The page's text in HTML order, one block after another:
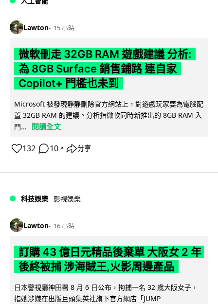
Lawton 15 小時
微軟刪走 32GB RAM 遊戲建議 分析:
為 8GB Surface 銷售鋪路 連自家
Copilot+ 門檻也未到
Microsoft 被發現靜靜刪除官方網站上，對遊戲玩家要為電腦配
置 32GB RAM 的建議。分析指微軟同時新推出的 8GB RAM 入
門...
閱讀全文
132 10 ↗ 分享
科技娛樂 影視娛樂
Lawton 16 小時
訂購 43 億日元精品後棄單 大阪女 2 年
後終被捕 涉海賊王,火影周邊產品
日本警視廳神田署 8 月 6 日公布，拘捕一名 32 歲大阪女子，
指她涉嫌在出版巨頭集英社旗下官方網店「JUMP